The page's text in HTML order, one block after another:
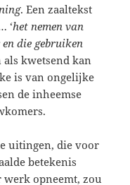
. Een zaaltekst
‘het nemen van
die gebruiken
kwetsend kan
is van ongelijke
de inheemse
uitingen, die voor
betekenis
werk opneemt, zou